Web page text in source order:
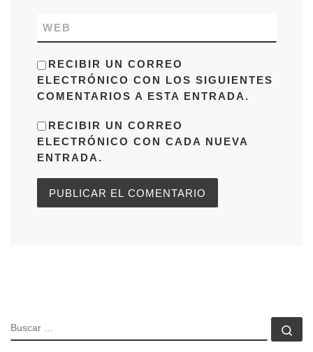
WEB
RECIBIR UN CORREO
ELECTRÓNICO CON LOS SIGUIENTES
COMENTARIOS A ESTA ENTRADA.
RECIBIR UN CORREO
ELECTRÓNICO CON CADA NUEVA
ENTRADA.
BUSCAR